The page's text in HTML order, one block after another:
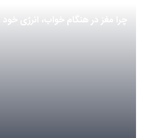
چرا مغز در هنگام خواب، انرژی